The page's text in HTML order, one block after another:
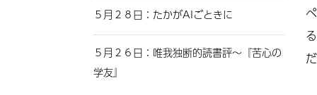
５月２８日：たかがAIごときに
５月２６日：唯我独断的読書評～『苦心の
学友』